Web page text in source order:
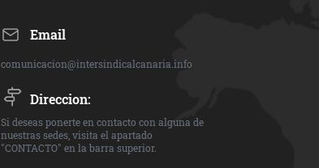
Email
comunicacion@intersindicalcanaria.info
Direccion:
Si deseas ponerte en contacto con alguna de
nuestras sedes, visita el apartado
"CONTACTO" en la barra superior.